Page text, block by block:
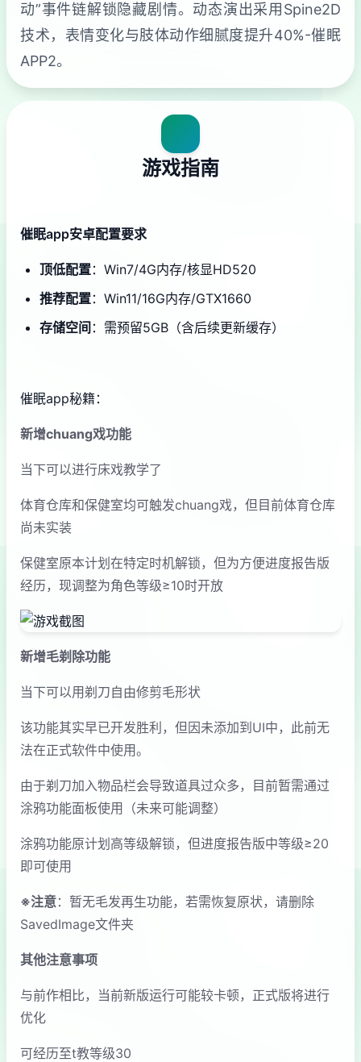
动”事件链解锁隐藏剧情。动态演出采用Spine2D
技术，表情变化与肢体动作细腻度提升40%-催眠
APP2。
游戏指南
催眠app安卓配置要求
​顶低配置​​：Win7/4G内存/核显HD520
​推荐配置​​：Win11/16G内存/GTX1660
​存储空间​ ​：需预留5GB（含后续更新缓存）
催眠app秘籍：
新增chuang戏功能
当下可以进行床戏教学了
体育仓库和保健室均可触发chuang戏，但目前体育仓库
尚未实装
保健室原本计划在特定时机解锁，但为方便进度报告版
经历，现调整为角色等级≥10时开放
新增毛剃除功能
当下可以用剃刀自由修剪毛形状
该功能其实早已开发胜利，但因未添加到UI中，此前无
法在正式软件中使用。
由于剃刀加入物品栏会导致道具过众多，目前暂需通过
涂鸦功能面板使用（未来可能调整）
涂鸦功能原计划高等级解锁，但进度报告版中等级≥20
即可使用
※注意：暂无毛发再生功能，若需恢复原状，请删除
SavedImage文件夹
其他注意事项
与前作相比，当前新版运行可能较卡顿，正式版将进行
优化
可经历至t教等级30